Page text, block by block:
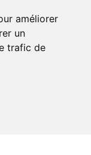
un
trafic de